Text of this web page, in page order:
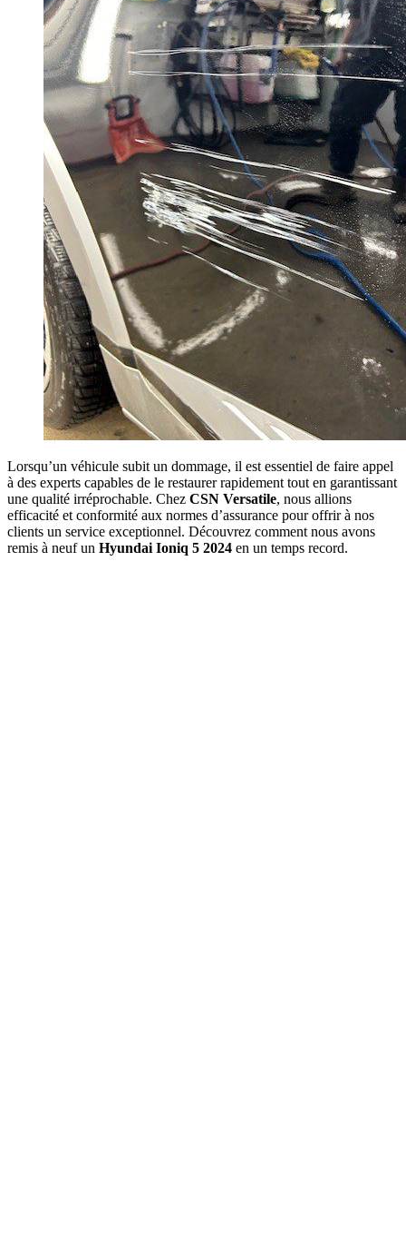
Lorsqu’un véhicule subit un dommage, il est essentiel de faire appel
à des experts capables de le restaurer rapidement tout en garantissant
une qualité irréprochable. Chez CSN Versatile, nous allions
efficacité et conformité aux normes d’assurance pour offrir à nos
clients un service exceptionnel. Découvrez comment nous avons
remis à neuf un Hyundai Ioniq 5 2024 en un temps record.